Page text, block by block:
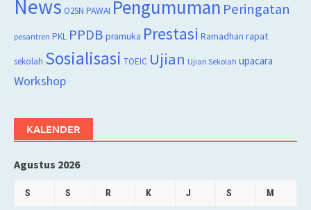
News O2SN PAWAI Pengumuman Peringatan
pesantren PKL PPDB pramuka Prestasi Ramadhan rapat
sekolah Sosialisasi TOEIC Ujian Ujian Sekolah upacara
Workshop
KALENDER
Agustus 2026
S S R K J S M